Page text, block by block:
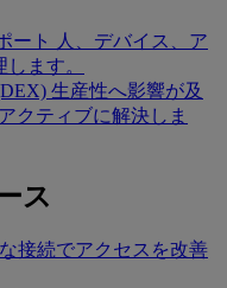
ート
人、デバイス、ア
ます。
生産性へ影響が及
クティブに解決しま
ス
接続でアクセスを改善